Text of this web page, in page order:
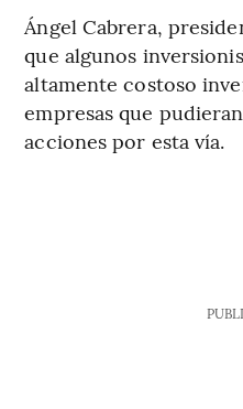
Ángel Cabrera,
que algunos
altamente costoso
empresas que
acciones por esta vía.